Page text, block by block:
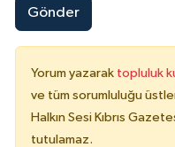
Gönder
Yorum yazarak topluluk
ve tüm sorumluluğu
Halkın Sesi Kıbrıs
tutulamaz.